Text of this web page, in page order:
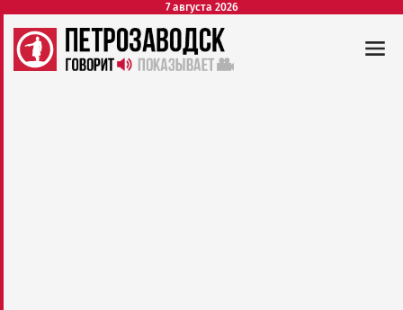
7 августа 2026